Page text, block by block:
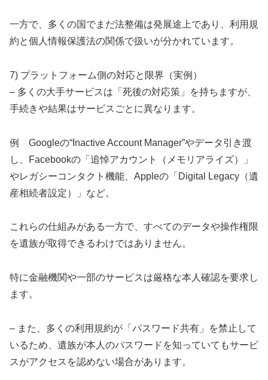
一方で、多くの国でまだ法整備は発展途上であり、利用規
約と個人情報保護法の関係で扱いが分かれています。
7) プラットフォーム側の対応と限界（実例）
– 多くの大手サービスは「死後の対応策」を持ちますが、
手続きや結果はサービスごとに異なります。
例 Googleの“Inactive Account Manager”やデータ引き渡
し、Facebookの「追悼アカウント（メモリアライズ）」
やレガシーコンタクト機能、Appleの「Digital Legacy（遺
産相続者設定）」など。
これらの仕組みがある一方で、すべてのデータや操作権限
を遺族が取得できるわけではありません。
特に金融機関や一部のサービスは厳格な本人確認を要求し
ます。
– また、多くの利用規約が「パスワード共有」を禁止して
いるため、遺族が本人のパスワードを知っていてもサービ
スがアクセスを認めない場合があります。